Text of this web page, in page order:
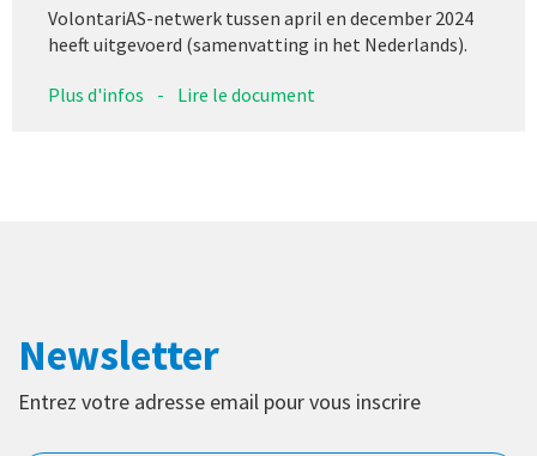
VolontariAS-netwerk tussen april en december 2024
heeft uitgevoerd (samenvatting in het Nederlands).
Plus d'infos - Lire le document
Newsletter
Entrez votre adresse email pour vous inscrire